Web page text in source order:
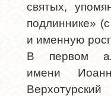
святых,
подлиннике»
и именную
В первом
имени